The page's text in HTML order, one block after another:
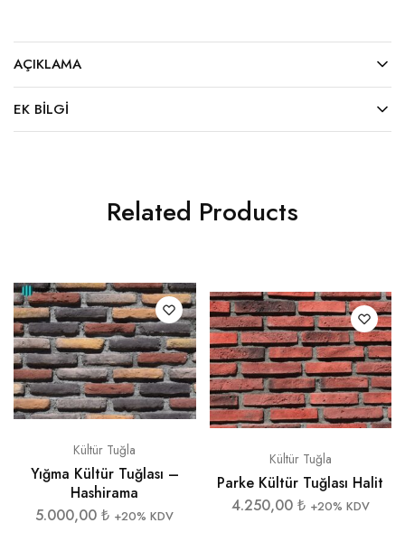
AÇIKLAMA
EK BILGI
Related Products
Kültür Tuğla
Yığma Kültür Tuğlası –
Hashirama
5.000,00₺ +20% KDV
Kültür Tuğla
Parke Kültür Tuğlası Halit
4.250,00 ₺ +20% KDV